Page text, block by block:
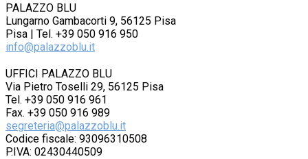
PALAZZO BLU
Lungarno Gambacorti 9, 56125 Pisa
Pisa | Tel. +39 050 916 950
info@palazzoblu.it
UFFICI PALAZZO BLU
Via Pietro Toselli 29, 56125 Pisa
Tel. +39 050 916 961
Fax. +39 050 916 989
segreteria@palazzoblu.it
Codice fiscale: 93096310508
P.IVA: 02430440509